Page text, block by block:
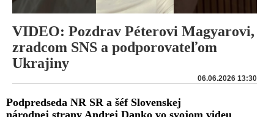
VIDEO: Pozdrav Péterovi Magyarovi,
zradcom SNS a podporovateľom
Ukrajiny
06.06.2026 13:30
Podpredseda NR SR a šéf Slovenskej
národnej strany Andrej Danko vo svojom videu